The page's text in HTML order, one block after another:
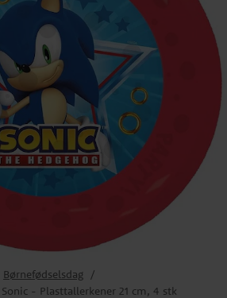
Børnefødselsdag
Sonic - Plasttallerkener 21 cm, 4 stk